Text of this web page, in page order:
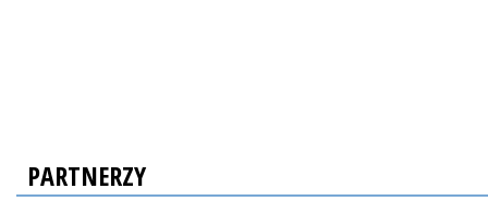
PARTNERZY